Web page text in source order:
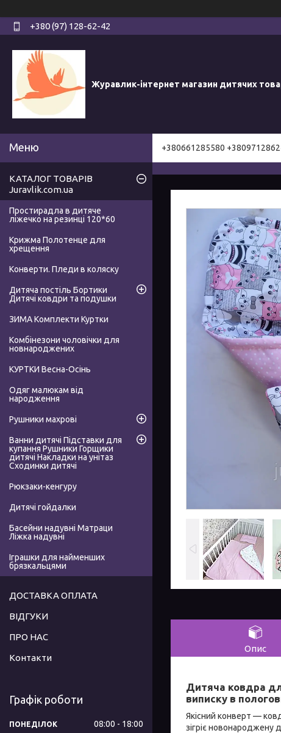
+380 (97) 128-62-42
Журавлик-інтернет магазин дитячих
+380661285580
Опис
Дитяча ковдра
виписку в
Якісний конверт —
зігріє новонароджену
КАТАЛОГ ТОВАРІВ
Juravlik.com.ua
Простирадла в дитяче
ліжечко на резинці 120*60
Крижма Полотенце для
хрещення
Конверти. Пледи в коляску
Дитяча постіль Бортики
Дитячі ковдри та подушки
ЗИМА Комплекти Куртки
Комбінезони чоловічки для
новнароджених
КУРТКИ Весна-Осінь
Одяг малюкам від
народження
Рушники махрові
Ванни дитячі Підставки для
купання Рушники Горщики
дитячі Накладки на унітаз
Сходинки дитячі
Рюкзаки-кенгуру
Дитячі гойдалки
Басейни надувні Матраци
Ліжка надувні
Іграшки для найменших
брязкальцями
ДОСТАВКА ОПЛАТА
ВІДГУКИ
ПРО НАС
Контакти
Графік роботи
ПОНЕДІЛОК 08:00 18:00